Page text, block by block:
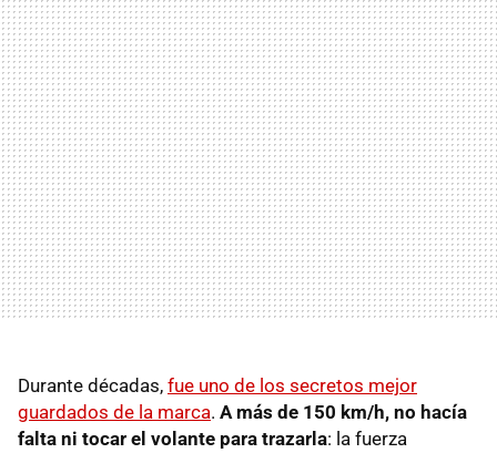
Durante décadas, fue uno de los secretos mejor
guardados de la marca. A más de 150 km/h, no hacía
falta ni tocar el volante para trazarla: la fuerza